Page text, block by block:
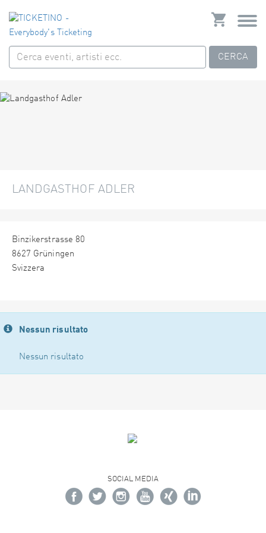
CERCA
LANDGASTHOF ADLER
Binzikerstrasse 80
8627 Grüningen
Svizzera
Nessun risultato
Nessun risultato
SOCIAL MEDIA